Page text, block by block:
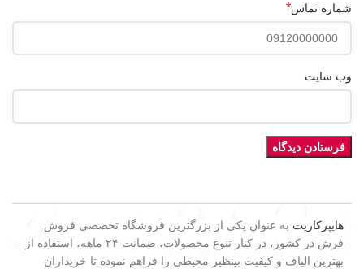
شماره تماس*
وب‌ سایت
هایپرکارپت به عنوان یکی از بزرگترین فروشگاه تخصصی فروش
فرش در کشور، در کنار تنوع محصولات، ضمانت ۲۴ ماهه، استفاده از
بهترین الیاف و کیفیت بینظیر محیطی را فراهم نموده تا خریداران